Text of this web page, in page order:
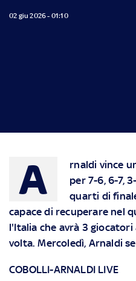
02 giu 2026 - 01:10
A
rnaldi vince
per 7-6, 6-7,
quarti di
capace di recuperare nel
l'Italia che avrà 3
volta. Mercoledì, Arnaldi
COBOLLI-ARNALDI LIVE